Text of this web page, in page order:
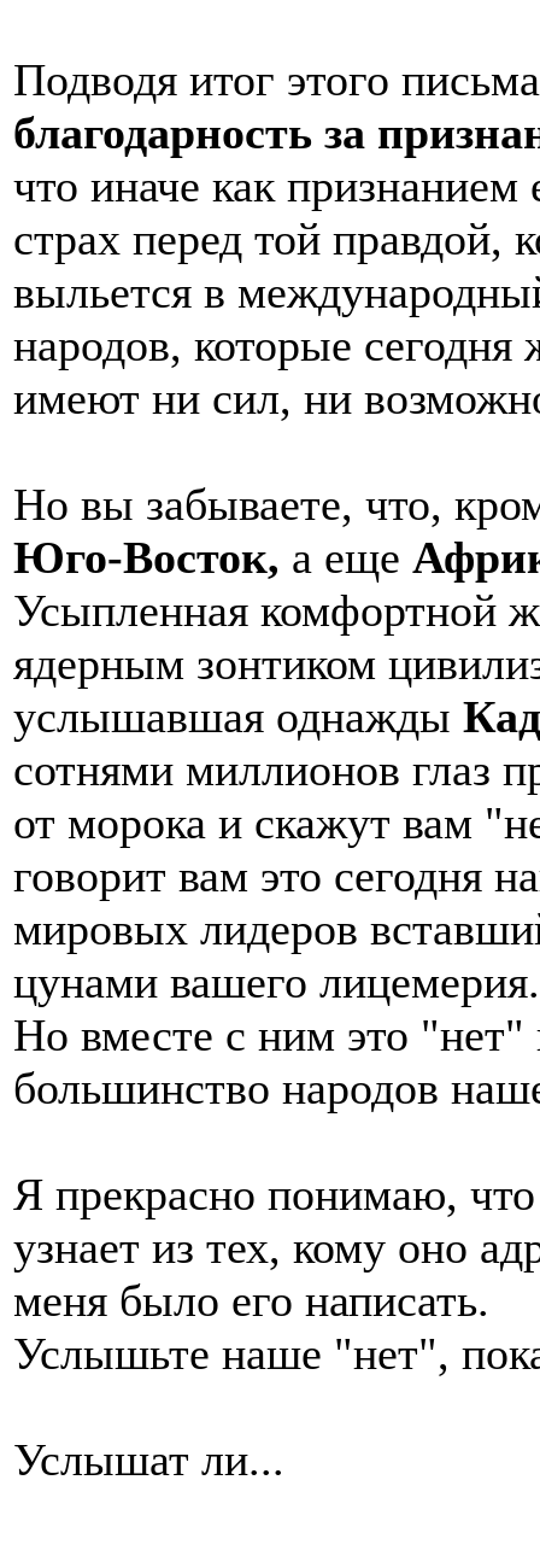
Подводя итог этого
благодарность за
что иначе как
страх перед той правдой,
выльется в
народов, которые
имеют ни сил, ни
Но вы забываете, что,
Юго-Восток, а еще
Усыпленная комфортной
ядерным зонтиком
услышавшая однажды
сотнями миллионов глаз
от морока и скажут вам
говорит вам это сегодня
мировых лидеров
цунами вашего лицемерия.
Но вместе с ним это
большинство народов
Я прекрасно понимаю,
узнает из тех, кому оно
меня было его написать.
Услышьте наше "нет",
Услышат ли...